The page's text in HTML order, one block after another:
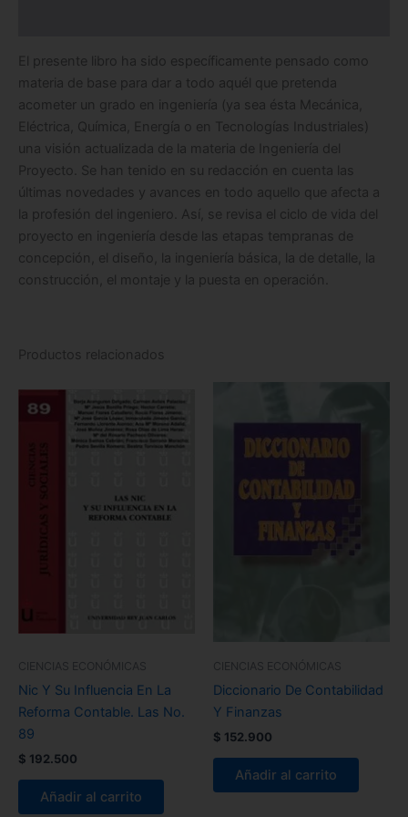
El presente libro ha sido específicamente pensado como
materia de base para dar a todo aquél que pretenda
acometer un grado en ingeniería (ya sea ésta Mecánica,
Eléctrica, Química, Energía o en Tecnologías Industriales)
una visión actualizada de la materia de Ingeniería del
Proyecto. Se han tenido en su redacción en cuenta las
últimas novedades y avances en todo aquello que afecta a
la profesión del ingeniero. Así, se revisa el ciclo de vida del
proyecto en ingeniería desde las etapas tempranas de
concepción, el diseño, la ingeniería básica, la de detalle, la
construcción, el montaje y la puesta en operación.
Productos relacionados
CIENCIAS ECONÓMICAS
Nic Y Su Influencia En La
Reforma Contable. Las No.
89
$ 192.500
Añadir al carrito
CIENCIAS ECONÓMICAS
Diccionario De Contabilidad
Y Finanzas
$ 152.900
Añadir al carrito